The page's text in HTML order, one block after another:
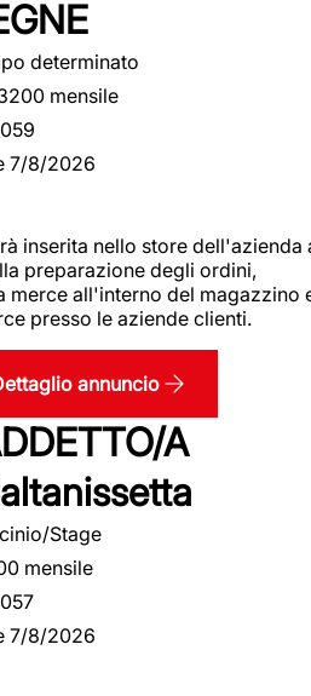
determinato
mensile
7/8/2026
inserita nello store dell'azienda
preparazione degli ordini,
all'interno del magazzino
presso le aziende clienti.
annuncio
A
Stage
mensile
7/8/2026